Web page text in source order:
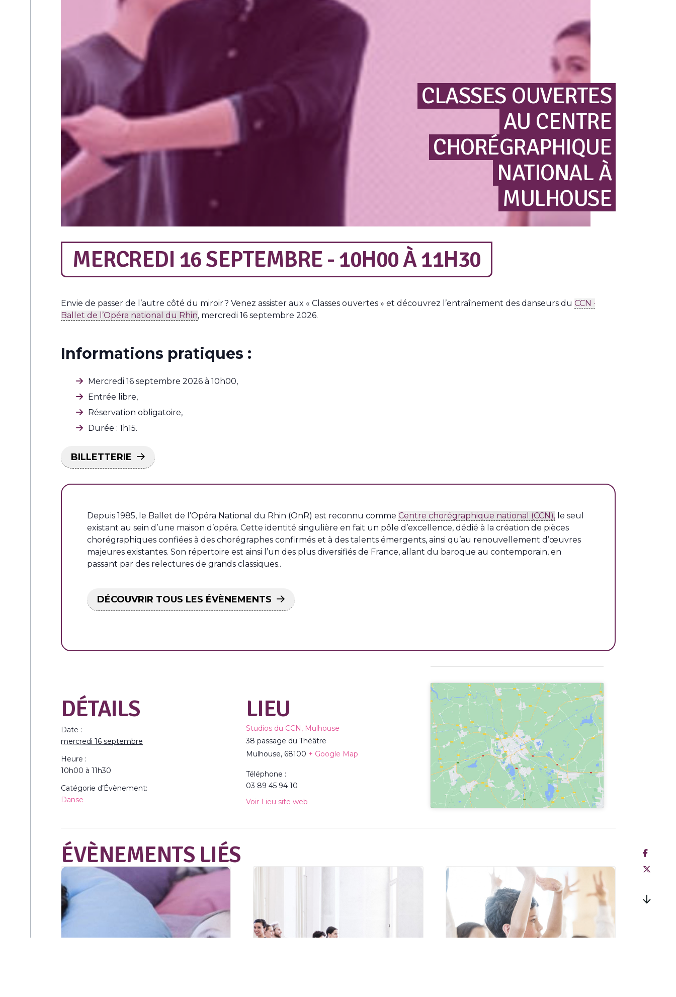
CLASSES OUVERTES
AU CENTRE
CHORÉGRAPHIQUE
NATIONAL À
MULHOUSE
MERCREDI 16 SEPTEMBRE - 10H00À11H30
Envie de passer de l’autre côté du miroir ? Venez assister aux « Classes ouvertes » et découvrez l’entraînement des danseurs du CCN ·
Ballet de l’Opéra national du Rhin, mercredi 16 septembre 2026.
Informations pratiques :
Mercredi 16 septembre 2026 à 10h00,
Entrée libre,
Réservation obligatoire,
Durée : 1h15.
BILLETTERIE
Depuis 1985, le Ballet de l’Opéra National du Rhin (OnR) est reconnu comme Centre chorégraphique national (CCN), le seul
existant au sein d’une maison d’opéra. Cette identité singulière en fait un pôle d’excellence, dédié à la création de pièces
chorégraphiques confiées à des chorégraphes confirmés et à des talents émergents, ainsi qu’au renouvellement d’œuvres
majeures existantes. Son répertoire est ainsi l’un des plus diversifiés de France, allant du baroque au contemporain, en
passant par des relectures de grands classiques..
DÉCOUVRIR TOUS LES ÉVÈNEMENTS
DÉTAILS
Date :
mercredi 16 septembre
Heure :
10h00 à 11h30
Catégorie d’Évènement:
Danse
LIEU
Studios du CCN, Mulhouse
38 passage du Théâtre
Mulhouse, 68100 + Google Map
Téléphone :
03 89 45 94 10
Voir Lieu site web
ÉVÈNEMENTS LIÉS